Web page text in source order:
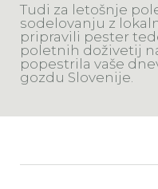
Tudi za letošnje
sodelovanju z
pripravili pester
poletnih doživetij
popestrila vaše
gozdu Slovenije.